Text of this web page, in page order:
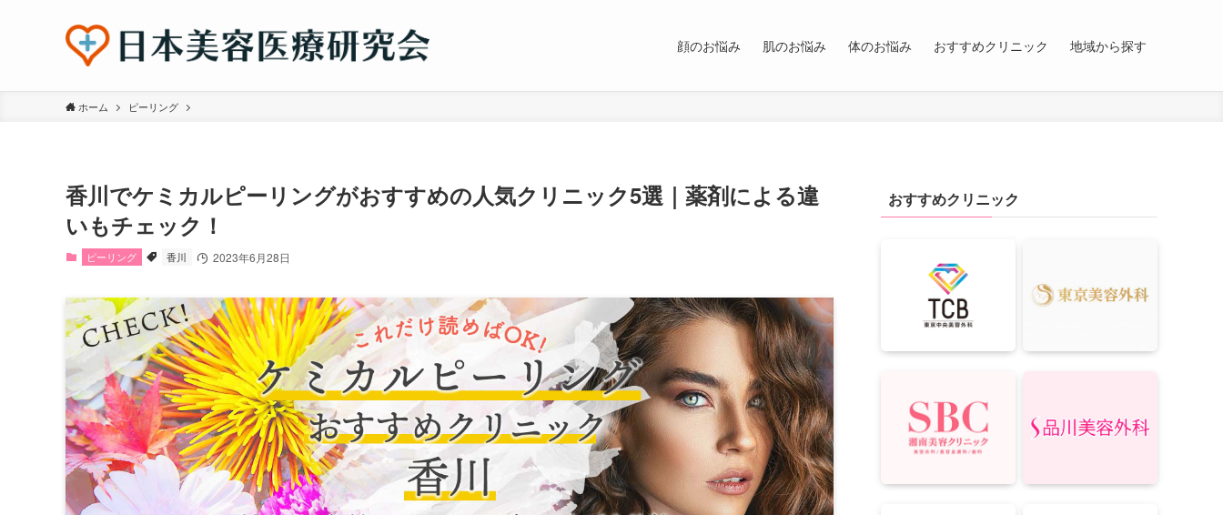
顔のお悩み 肌のお悩み 体のお悩み おすすめクリニック 地域から探す
ホーム ピーリング
香川でケミカルピーリングがおすすめの人気クリニック5選｜薬剤による違
いもチェック！
ピーリング 香川 2023年6月28日
おすすめクリニック